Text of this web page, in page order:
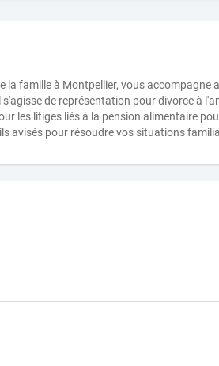
la famille à Montpellier, vous accompagne
de représentation pour divorce à
les litiges liés à la pension alimentaire
avisés pour résoudre vos situations